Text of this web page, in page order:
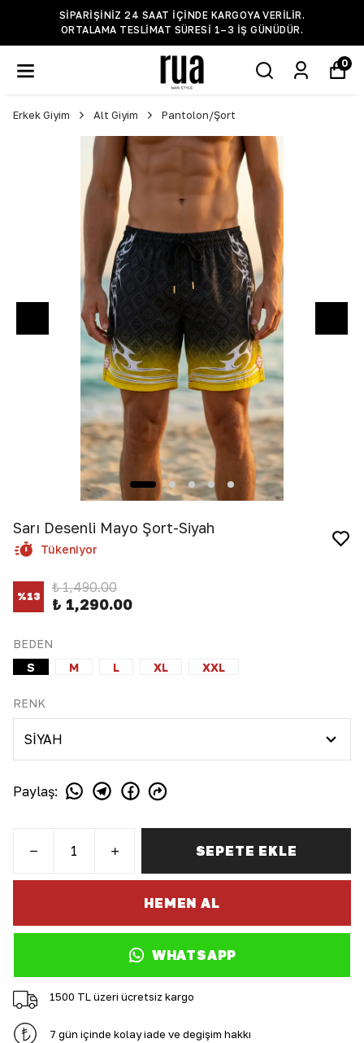
SIPARIŞINIZ 24 SAAT IÇINDE KARGOYA VERILIR.
ORTALAMA TESLIMAT SÜRESI 1–3 IŞ GÜNÜDÜR.
0
Erkek Giyim Alt Giyim Pantolon/Şort
Sarı Desenli Mayo Şort-Siyah
Tükeniyor
%13
₺ 1,490.00
₺ 1,290.00
BEDEN
S
M L XL XXL
RENK
Paylaş:
SEPETE EKLE
HEMEN AL
WHATSAPP
1500 TL üzeri ücretsiz kargo
7 gün içinde kolay iade ve değişim hakkı